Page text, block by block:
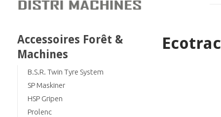
Accessoires Forêt &
Machines
B.S.R. Twin Tyre System
SP Maskiner
HSP Gripen
Prolenc